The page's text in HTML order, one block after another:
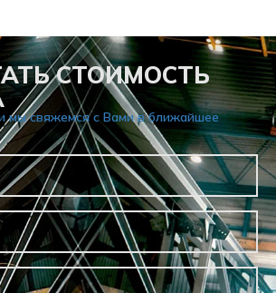
СТОИМОСТЬ
мы свяжемся с Вами в ближайшее